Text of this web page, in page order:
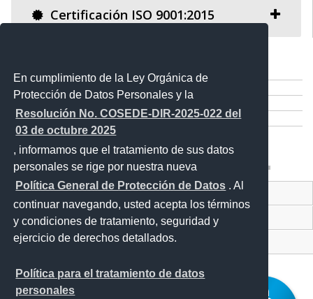
En cumplimiento de la Ley Orgánica de
Protección de Datos Personales y la
Resolución No. COSEDE-DIR-2025-022 del
03 de octubre 2025
, informamos que el tratamiento de sus datos
personales se rige por nuestra nueva
Política General de Protección de Datos . Al
continuar navegando, usted acepta los términos
y condiciones de tratamiento, seguridad y
ejercicio de derechos detallados.
Política para el tratamiento de datos
personales
Certificación ISO 9001:2015
Compartir
Mail
Entérate
Contacto Ciudadano
Proyecto Personajes Emblemáticos
Sistema Nacional de Información (SNI)